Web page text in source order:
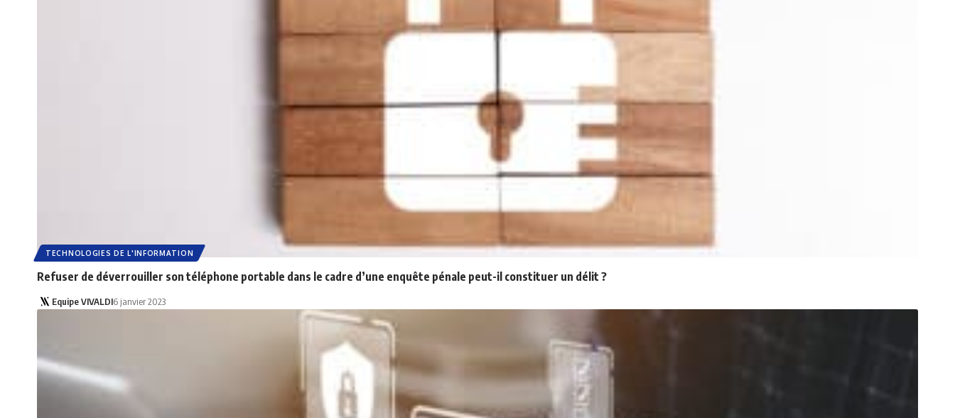
TECHNOLOGIES DE L'INFORMATION
Refuser de déverrouiller son téléphone portable dans le cadre d’une enquête pénale peut-il constituer un délit ?
Equipe VIVALDI6 janvier 2023